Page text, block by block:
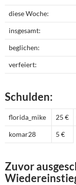
diese Woche:
insgesamt:
beglichen:
verfeiert:
Schulden:
florida_mike 25 €
komar28 5 €
Zuvor